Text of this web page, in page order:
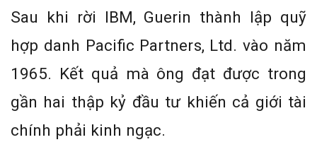
Sau khi rời IBM, Guerin thành lập quỹ
hợp danh Pacific Partners, Ltd. vào năm
1965. Kết quả mà ông đạt được trong
gần hai thập kỷ đầu tư khiến cả giới tài
chính phải kinh ngạc.